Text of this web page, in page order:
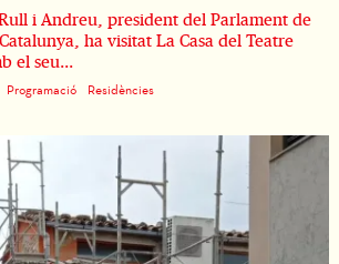
i Andreu, president del Parlament de
ha visitat La Casa del Teatre
el seu...
Programació Residències